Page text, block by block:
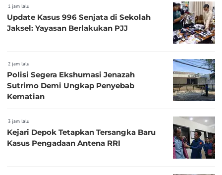
1 jam lalu
Update Kasus 996 Senjata di Sekolah
Jaksel: Yayasan Berlakukan PJJ
2 jam lalu
Polisi Segera Ekshumasi Jenazah
Sutrimo Demi Ungkap Penyebab
Kematian
3 jam lalu
Kejari Depok Tetapkan Tersangka Baru
Kasus Pengadaan Antena RRI